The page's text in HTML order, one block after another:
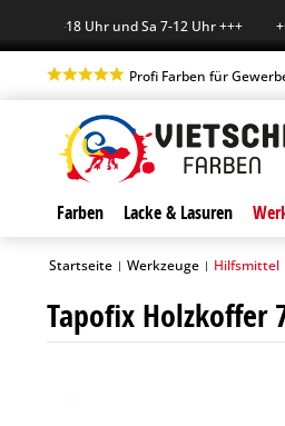
Fr 7-18 Uhr und Sa 7-12 Uhr +++ +++
Profi Farben für
Farben Lacke & Lasuren
Startseite | Werkzeuge | Hilfsmittel
Tapofix Holzkoffer